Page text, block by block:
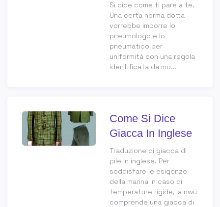
Si dice come ti pare a te.
Una certa norma dotta
vorrebbe imporre lo
pneumologo e lo
pneumatico per
uniformità con una regola
identificata da mo...
Come Si Dice
Giacca In Inglese
Traduzione di giacca di
pile in inglese. Per
soddisfare le esigenze
della marina in caso di
temperature rigide, la nwu
comprende una giacca di